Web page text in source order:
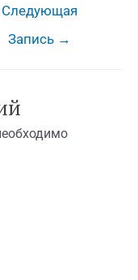
Следующая
Запись →